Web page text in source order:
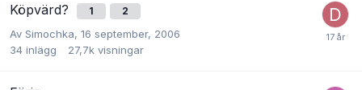
Köpvärd? 1 2
Av Simochka, 16 september, 2006
34 inlägg 27,7k visningar